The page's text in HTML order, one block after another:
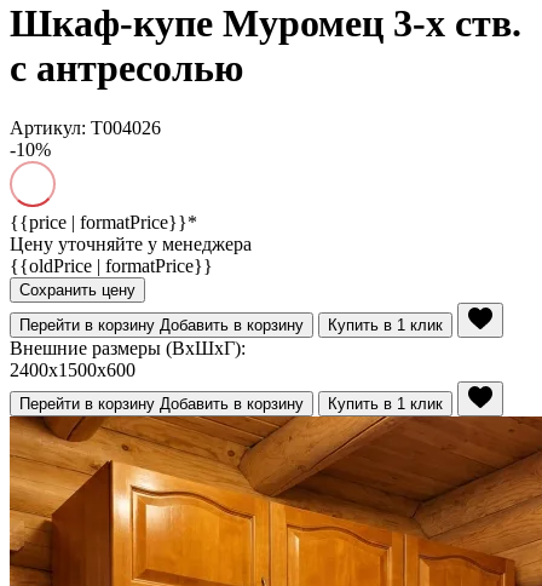
Шкаф-купе Муромец 3-х ств.
с антресолью
Артикул: Т004026
-10%
{{price | formatPrice}}*
Цену уточняйте у менеджера
{{oldPrice | formatPrice}}
Сохранить цену
Перейти в корзину Добавить в корзину Купить в 1 клик
Внешние размеры (ВхШхГ):
2400x1500x600
Перейти в корзину Добавить в корзину Купить в 1 клик